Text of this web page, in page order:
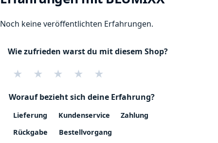
Noch keine veröffentlichten Erfahrungen.
Wie zufrieden warst du mit diesem Shop?
★ ★ ★ ★ ★
Worauf bezieht sich deine Erfahrung?
Lieferung Kundenservice
Zahlung
Rückgabe
Bestellvorgang